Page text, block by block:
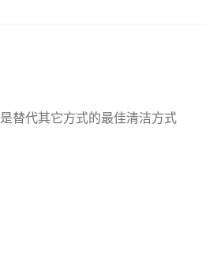
是替代其它方式的最佳清洁方式